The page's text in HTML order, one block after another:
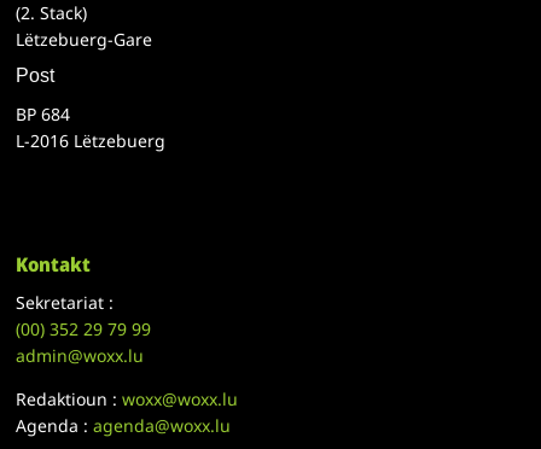
(2. Stack)
Lëtzebuerg-Gare
Post
BP 684
L-2016 Lëtzebuerg
Kontakt
Sekretariat :
(00)352 29 79 99
admin@woxx.lu
Redaktioun :woxx@woxx.lu
Agenda :agenda@woxx.lu